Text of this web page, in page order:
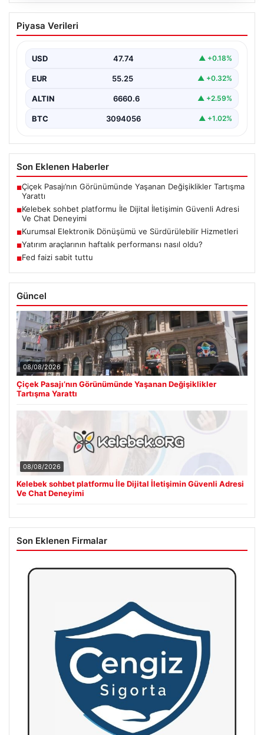
Kelebek sohbet platformu İle Dijital
İletişimin Güvenli Adresi Ve Chat
İnternet çağında bireylerin seviyeli bir biçimde iletişim
birçok…
Piyasa Verileri
USD 47.74 ▲ +0.18%
EUR 55.25 ▲ +0.32%
ALTIN 6660.6 ▲ +2.59%
BTC 3094056 ▲ +1.02%
Son Eklenen Haberler
■Çiçek Pasajı’nın Görünümünde Yaşanan Değişiklikler Tartışma
Yarattı
■Kelebek sohbet platformu İle Dijital İletişimin Güvenli Adresi
Ve Chat Deneyimi
■Kurumsal Elektronik Dönüşümü ve Sürdürülebilir Hizmetleri
■Yatırım araçlarının haftalık performansı nasıl oldu?
■Fed faizi sabit tuttu
Güncel
08/08/2026
Çiçek Pasajı’nın Görünümünde Yaşanan Değişiklikler
Tartışma Yarattı
08/08/2026
Kelebek sohbet platformu İle Dijital İletişimin Güvenli Adresi
Ve Chat Deneyimi
Son Eklenen Firmalar